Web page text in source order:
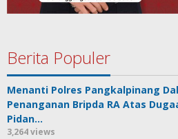
Berita Populer
Menanti Polres Pangkalpinang
Penanganan Bripda RA Atas
Pidan…
3,264 views